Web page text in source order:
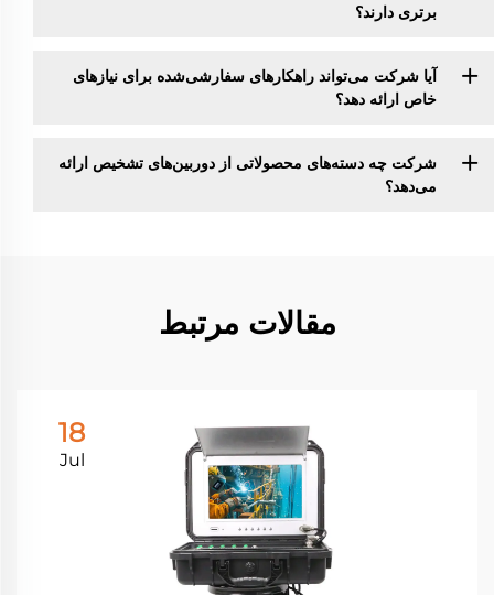
برتری دارند؟
آیا شرکت می‌تواند راهکارهای سفارشی‌شده برای نیازهای
خاص ارائه دهد؟
شرکت چه دسته‌های محصولاتی از دوربین‌های تشخیص ارائه
می‌دهد؟
مقالات مرتبط
18
Jul